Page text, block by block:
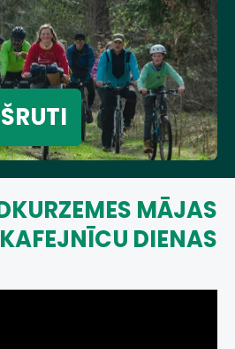
MĀJAS
KAFEJNĪCU DIENAS